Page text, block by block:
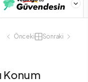
Önceki Sonraki
Konum